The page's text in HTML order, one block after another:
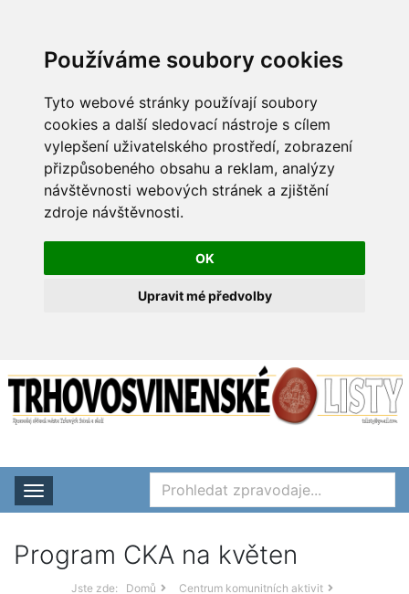
Používáme soubory cookies
Tyto webové stránky používají soubory
cookies a další sledovací nástroje s cílem
vylepšení uživatelského prostředí, zobrazení
přizpůsobeného obsahu a reklam, analýzy
návštěvnosti webových stránek a zjištění
zdroje návštěvnosti.
OK
Upravit mé předvolby
Rozbalit nabídku
Program CKA na květen
Jste zde: Domů
Centrum komunitních aktivit